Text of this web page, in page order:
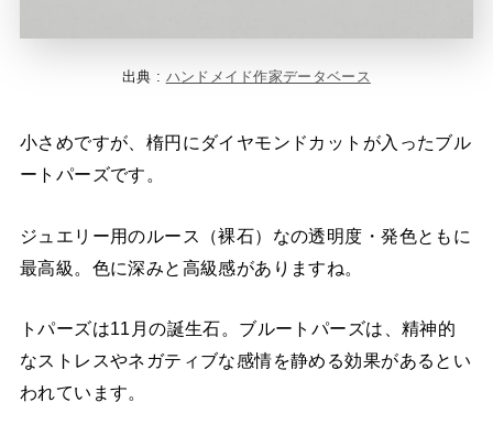
出典 : ハンドメイド作家データベース
小さめですが、楕円にダイヤモンドカットが入ったブル
ートパーズです。
ジュエリー用のルース（裸石）なの透明度・発色ともに
最高級。色に深みと高級感がありますね。
トパーズは11月の誕生石。ブルートパーズは、精神的
なストレスやネガティブな感情を静める効果があるとい
われています。